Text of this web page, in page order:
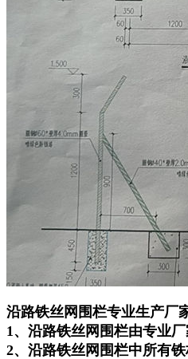
沿路铁丝网围栏专业生产厂
1、沿路铁丝网围栏由专业厂
2、沿路铁丝网围栏中所有